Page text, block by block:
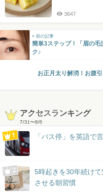
3647
« 前の記事
簡単3ステップ！「眉の毛
ク♪
お正月太り解消！お腹
アクセスランキング
7/31〜8/6
「バス停」を英語で
5時起きを30年続け
させる朝習慣